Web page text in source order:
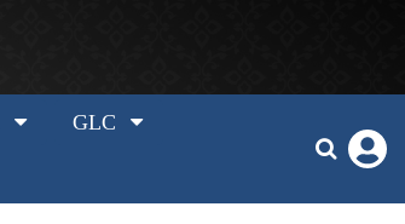
GLC